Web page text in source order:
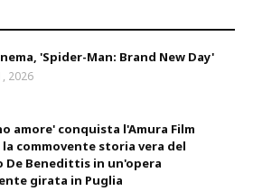
'Spider-Man: Brand New Day'
2026
amore' conquista l'Amura Film
la commovente storia vera del
De Benedittis in un'opera
girata in Puglia